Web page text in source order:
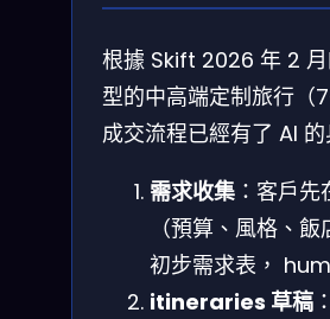
根據 Skift 2026 年 2
型的中高端定制旅行（
成交流程已經有了 AI 的
需求收集 ：客戶
（預算、風格、
初步需求表，
itineraries 草稿